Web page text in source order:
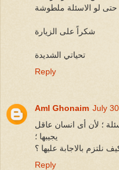
حتى لو الاسئلة ملطوشة
شكراً على الزيارة
تحياتي الشديدة
Reply
Aml Ghonaim July
؛ لأن أى انسان عاقل
يجيبها ؛
Reply